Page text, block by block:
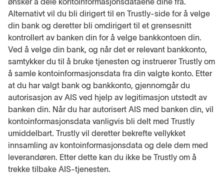
Alternativt vil du bli dirigert til en Trustly-side for å velge
din bank og deretter bli omdirigert til et grensesnitt
kontrollert av banken din for å velge bankkontoen din.
Ved å velge din bank, og når det er relevant bankkonto,
samtykker du til å bruke tjenesten og instruerer Trustly om
å samle kontoinformasjonsdata fra din valgte konto. Etter
at du har valgt bank og bankkonto, gjennomgår du
autorisasjon av AIS ved hjelp av legitimasjon utstedt av
banken din. Når du har autorisert AIS med banken din, vil
kontoinformasjonsdata vanligvis bli delt med Trustly
umiddelbart. Trustly vil deretter bekrefte vellykket
innsamling av kontoinformasjonsdata og dele dem med
leverandøren. Etter dette kan du ikke be Trustly om å
trekke tilbake AIS-tjenesten.